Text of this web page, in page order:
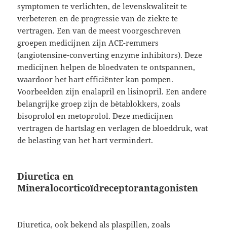
symptomen te verlichten, de levenskwaliteit te
verbeteren en de progressie van de ziekte te
vertragen. Een van de meest voorgeschreven
groepen medicijnen zijn ACE-remmers
(angiotensine-converting enzyme inhibitors). Deze
medicijnen helpen de bloedvaten te ontspannen,
waardoor het hart efficiënter kan pompen.
Voorbeelden zijn enalapril en lisinopril. Een andere
belangrijke groep zijn de bètablokkers, zoals
bisoprolol en metoprolol. Deze medicijnen
vertragen de hartslag en verlagen de bloeddruk, wat
de belasting van het hart vermindert.
Diuretica en
Mineralocorticoïdreceptorantagonisten
Diuretica, ook bekend als plaspillen, zoals